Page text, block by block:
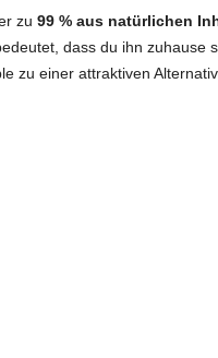
zu 99 % aus natürlichen
dass du ihn zuhause
zu einer attraktiven